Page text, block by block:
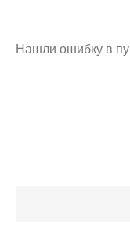
Нашли ошибку в